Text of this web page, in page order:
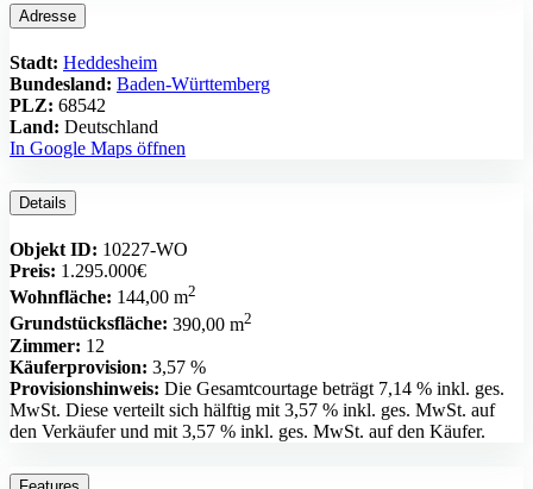
Adresse
Stadt: Heddesheim
Bundesland: Baden-Württemberg
PLZ: 68542
Land: Deutschland
In Google Maps öffnen
Details
Objekt ID: 10227-WO
Preis: 1.295.000€
Wohnfläche: 144,00 m2
Grundstücksfläche: 390,00 m2
Zimmer: 12
Käuferprovision: 3,57 %
Provisionshinweis: Die Gesamtcourtage beträgt 7,14 % inkl. ges.
MwSt. Diese verteilt sich hälftig mit 3,57 % inkl. ges. MwSt. auf
den Verkäufer und mit 3,57 % inkl. ges. MwSt. auf den Käufer.